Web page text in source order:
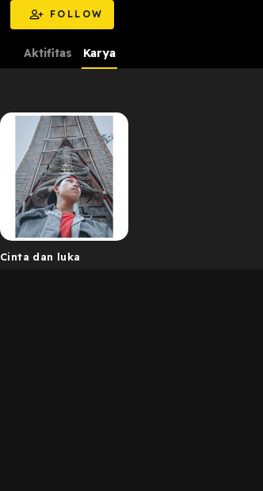
FOLLOW
Aktifitas Karya
Cinta dan luka